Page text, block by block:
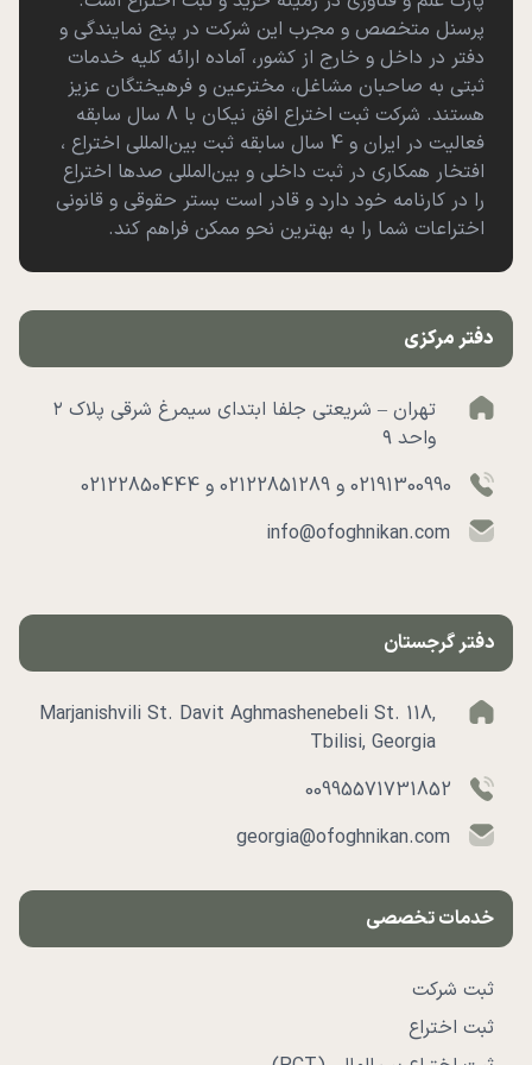
پرسنل متخصص و مجرب این شرکت در پنج نمایندگی و
دفتر در داخل و خارج از کشور، آماده ارائه کلیه خدمات
ثبتی به صاحبان مشاغل، مخترعین و فرهیختگان عزیز
هستند. شرکت ثبت اختراع افق نیکان با 8 سال سابقه
فعالیت در ایران و 4 سال سابقه ثبت بین‌المللی اختراع ،
افتخار همکاری در ثبت داخلی و بین‌المللی صدها اختراع
را در کارنامه خود دارد و قادر است بستر حقوقی و قانونی
اختراعات شما را به بهترین نحو ممکن فراهم کند.
دفتر مرکزی
تهران – شریعتی جلفا ابتدای سیمرغ شرقی پلاک ۲
واحد ۹
02191300990 و 02122851289 و 02122850444
info@ofoghnikan.com
دفتر گرجستان
Marjanishvili St. Davit Aghmashenebeli St. 118,
Tbilisi, Georgia
00995571731852
georgia@ofoghnikan.com
خدمات تخصصی
ثبت شرکت
ثبت اختراع